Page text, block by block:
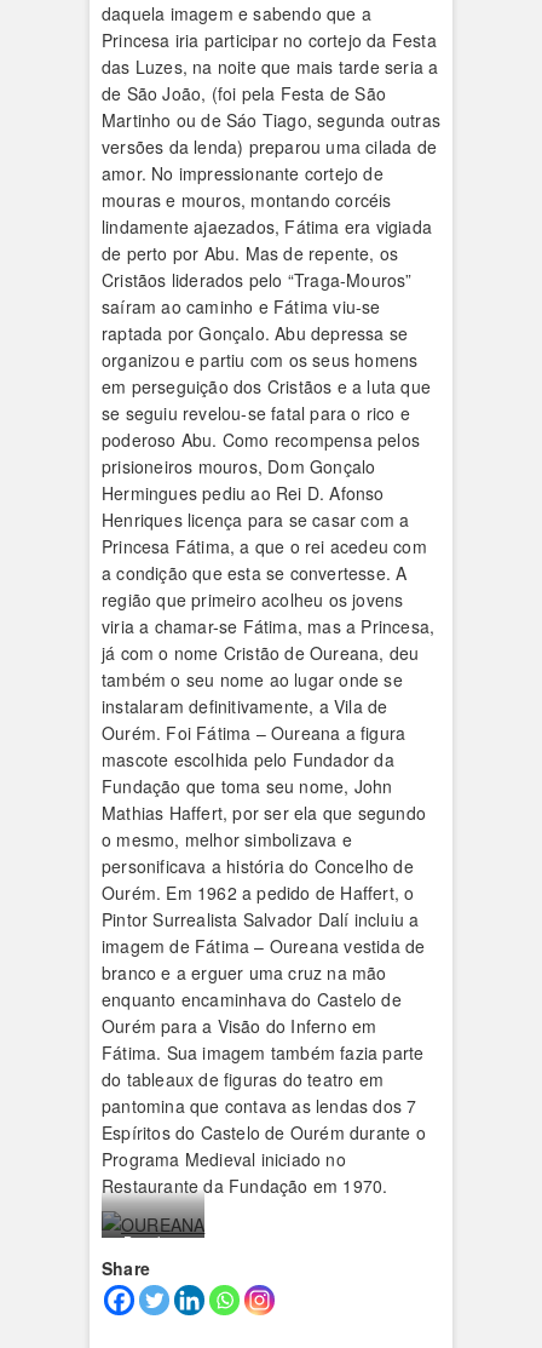
daquela imagem e sabendo que a
Princesa iria participar no cortejo da Festa
das Luzes, na noite que mais tarde seria a
de São João, (foi pela Festa de São
Martinho ou de Sáo Tiago, segunda outras
versões da lenda) preparou uma cilada de
amor. No impressionante cortejo de
mouras e mouros, montando corcéis
lindamente ajaezados, Fátima era vigiada
de perto por Abu. Mas de repente, os
Cristãos liderados pelo “Traga-Mouros”
saíram ao caminho e Fátima viu-se
raptada por Gonçalo. Abu depressa se
organizou e partiu com os seus homens
em perseguição dos Cristãos e a luta que
se seguiu revelou-se fatal para o rico e
poderoso Abu. Como recompensa pelos
prisioneiros mouros, Dom Gonçalo
Hermingues pediu ao Rei D. Afonso
Henriques licença para se casar com a
Princesa Fátima, a que o rei acedeu com
a condição que esta se convertesse. A
região que primeiro acolheu os jovens
viria a chamar-se Fátima, mas a Princesa,
já com o nome Cristão de Oureana, deu
também o seu nome ao lugar onde se
instalaram definitivamente, a Vila de
Ourém. Foi Fátima – Oureana a figura
mascote escolhida pelo Fundador da
Fundação que toma seu nome, John
Mathias Haffert, por ser ela que segundo
o mesmo, melhor simbolizava e
personificava a história do Concelho de
Ourém. Em 1962 a pedido de Haffert, o
Pintor Surrealista Salvador Dalí incluiu a
imagem de Fátima – Oureana vestida de
branco e a erguer uma cruz na mão
enquanto encaminhava do Castelo de
Ourém para a Visão do Inferno em
Fátima. Sua imagem também fazia parte
do tableaux de figuras do teatro em
pantomina que contava as lendas dos 7
Espíritos do Castelo de Ourém durante o
Programa Medieval iniciado no
Restaurante da Fundação em 1970.
Painel em
azulejo
desenhado
por Carlos
Share